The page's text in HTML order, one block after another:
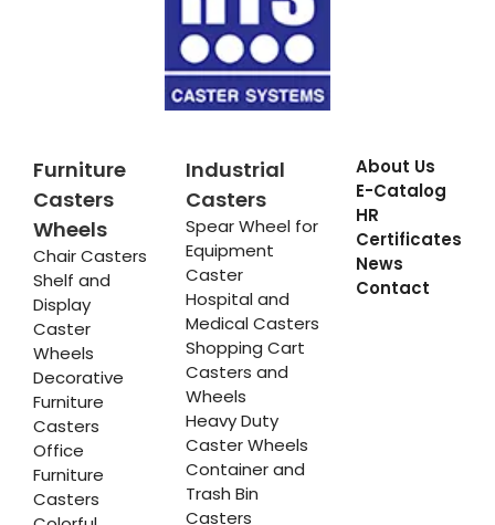
Furniture
Casters
Wheels
Chair Casters
Shelf and
Display
Caster
Wheels
Decorative
Furniture
Casters
Office
Furniture
Casters
Industrial
Casters
Spear Wheel for
Equipment
Caster
Hospital and
Medical Casters
Shopping Cart
Casters and
Wheels
Heavy Duty
Caster Wheels
Container and
Trash Bin
Casters
About Us
E-Catalog
HR
Certificates
News
Contact